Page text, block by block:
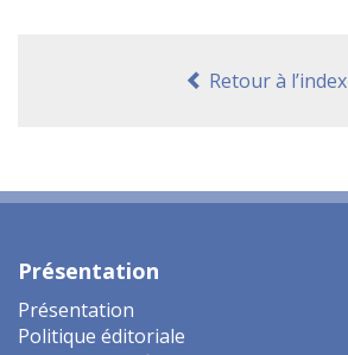
Retour à l’index
Présentation
Présentation
Politique éditoriale